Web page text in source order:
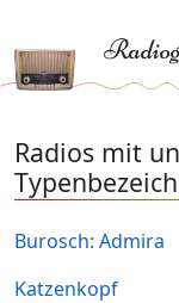
Radios mit
Burosch: Admira
Katzenkopf